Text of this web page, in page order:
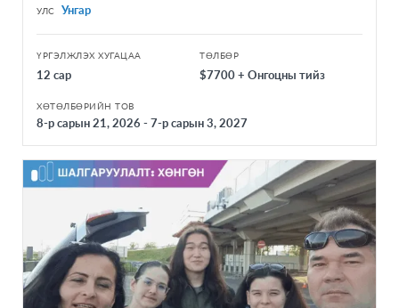
УЛС Унгар
ҮРГЭЛЖЛЭХ ХУГАЦАА
12 сар
ТӨЛБӨР
$7700 + Онгоцны тийз
ХӨТӨЛБӨРИЙН ТОВ
8-р сарын 21, 2026 - 7-р сарын 3, 2027